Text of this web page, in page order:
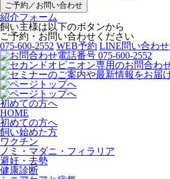
ご予約／お問い合わせ
紹介フォーム
飼い主様は以下のボタンから
ご予約・お問い合わせください
075-600-2552 WEB予約 LINE問い合わせ
初めての方へ
HOME
初めての方へ
飼い始めた方
ワクチン
ノミ・マダニ・フィラリア
避妊・去勢
健康診断